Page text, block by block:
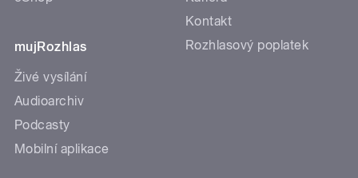
mujRozhlas
Živé vysílání
Audioarchiv
Podcasty
Mobilní aplikace
Kontakt
Rozhlasový poplatek